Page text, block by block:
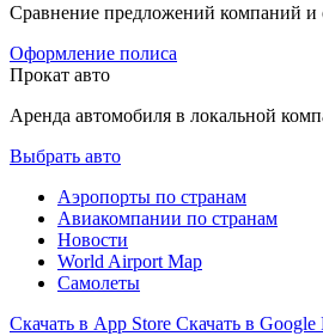
Сравнение предложений компаний и
Оформление полиса
Прокат авто
Аренда автомобиля в локальной
Выбрать авто
Аэропорты по странам
Авиакомпании по странам
Новости
World Airport Map
Самолеты
Скачать в App Store Скачать в Google